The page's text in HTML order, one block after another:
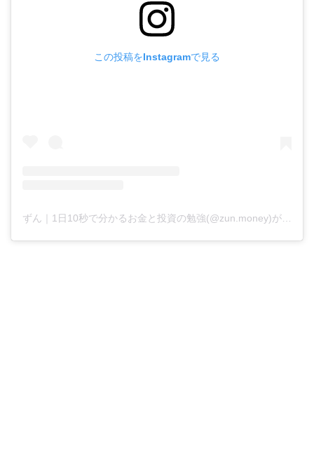
この投稿をInstagramで見る
ずん｜1日10秒で分かるお金と投資の勉強(@zun.money)がシェアした投稿